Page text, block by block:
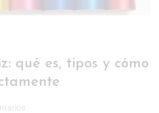
qué es, tipos y cómo